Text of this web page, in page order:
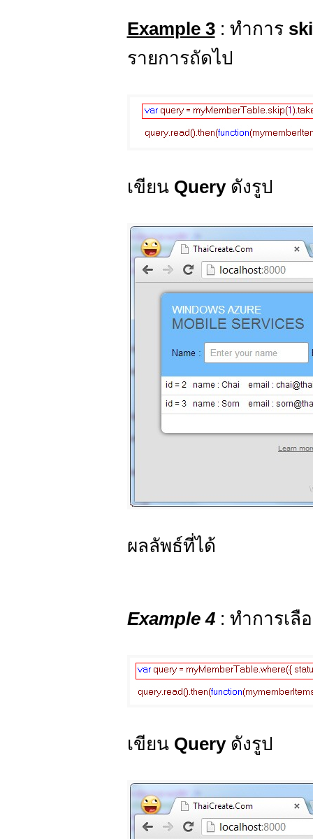
Example 3: ทำการ
รายการถัดไป
เขียน Query ดังรูป
ผลลัพธ์ที่ได้
Example 4: ทำการเลื
เขียน Query ดังรูป